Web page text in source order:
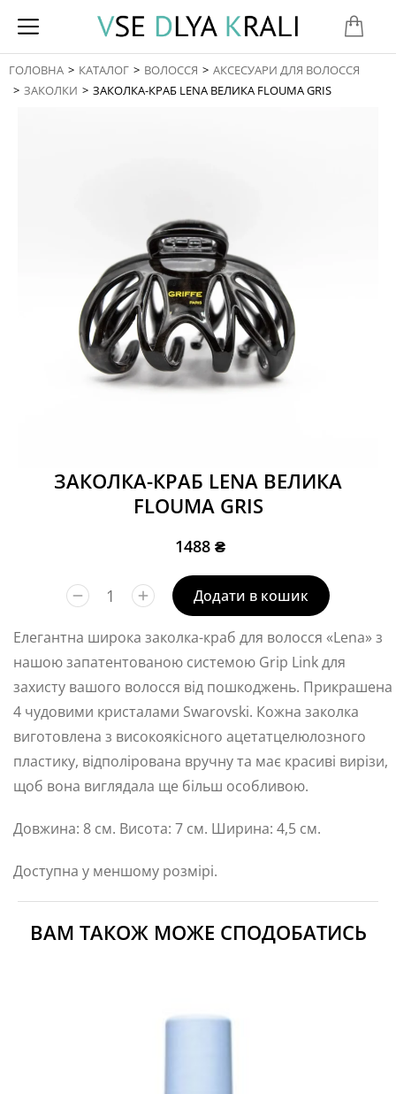
You are here:
ГОЛОВНА КАТАЛОГ ВОЛОССЯ
АКСЕСУАРИ ДЛЯ ВОЛОССЯ
ЗАКОЛКИ
ЗАКОЛКА-КРАБ LENA ВЕЛИКА FLOUMA GRIS
ЗАКОЛКА-КРАБ LENA ВЕЛИКА
FLOUMA GRIS
1488 ₴
Додати в кошик
Елегантна широка заколка-краб для волосся «Lena» з
нашою запатентованою системою Grip Link для
захисту вашого волосся від пошкоджень. Прикрашена
4 чудовими кристалами Swarovski. Кожна заколка
виготовлена з високоякісного ацетатцелюлозного
пластику, відполірована вручну та має красиві вирізи,
щоб вона виглядала ще більш особливою.
Довжина: 8 см. Висота: 7 см. Ширина: 4,5 см.
Доступна у меншому розмірі.
ВАМ ТАКОЖ МОЖЕ СПОДОБАТИСЬ